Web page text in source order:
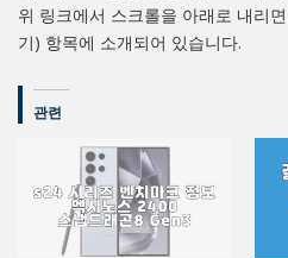
위 링크에서 스크롤을 아래로 내리
기) 항목에 소개되어 있습니다.
관련